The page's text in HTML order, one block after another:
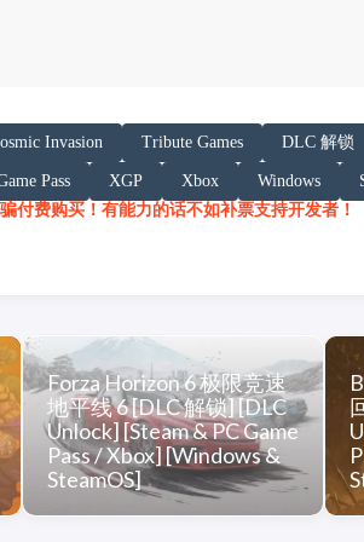
下内容声明:
基于「非线性列车」文章提炼总结
h.juij.fun/game/marvel-cosmic-
Invasion Tribute Games DLC 解锁
Pass XGP Xbox Windows
付费购买！有能力的话不如补票支持开发者！
Forza Horizon 6 极限竞速
地平线 6 [DLC 解锁] [DLC
Unlock] [Steam & PC Game
Pass / Xbox] [Windows &
SteamOS]